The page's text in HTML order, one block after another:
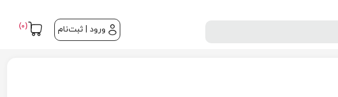
ورود | ثبت‌نام (0)